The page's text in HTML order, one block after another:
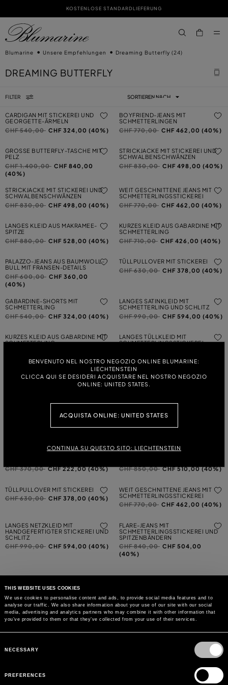
THIS WEBSITE USES COOKIES
We use cookies to personalise content and ads, to provide social media features and to
analyse our traffic. We also share information about your use of our site with our social
media, advertising and analytics partners who may combine it with other information that
you’ve provided to them or that they’ve collected from your use of their services.
Selection
NECESSARY
PREFERENCES
KOSTENLOSE STANDARDLIEFERUNG
BENVENUTO NEL NOSTRO NEGOZIO ONLINE BLUMARINE:
LIECHTENSTEIN
CLICCA QUI SE DESIDERI ACQUISTARE NEL NOSTRO NEGOZIO
ONLINE: UNITED STATES.
ACQUISTA ONLINE: UNITED STATES
CONTINUA SU QUESTO SITO: LIECHTENSTEIN
Blumarine Unsere Empfehlungen Dreaming Butterfly (24)
DREAMING BUTTERFLY
FILTER SORTIEREN NACH
CARDIGAN MIT STICKEREI UND
GEORGETTE-ÄRMELN
Preis reduziert von
CHF 540,00auf
CHF 324,00 (40%)
BOYFRIEND-JEANS MIT
SCHMETTERLINGEN
Preis reduziert von
CHF 770,00auf
CHF 462,00 (40%)
GROSSE BUTTERFLY-TASCHE MIT P
ELZ
Preis reduziert von
CHF 1.400,00auf
CHF 840,00
(40%)
STRICKJACKE MIT STICKEREI UND
SCHWALBENSCHWÄNZEN
Preis reduziert von
CHF 830,00auf
CHF 498,00 (40%)
STRICKJACKE MIT STICKEREI UND
SCHWALBENSCHWÄNZEN
Preis reduziert von
CHF 830,00auf
CHF 498,00 (40%)
WEIT GESCHNITTENE JEANS MIT
SCHMETTERLINGSSTICKEREI
Preis reduziert von
CHF 770,00auf
CHF 462,00 (40%)
LANGES KLEID AUS MAKRAMEE-
SPITZE
Preis reduziert von
CHF 880,00auf
CHF 528,00 (40%)
KURZES KLEID AUS GABARDINE MIT
SCHMETTERLING
Preis reduziert von
CHF 710,00auf
CHF 426,00 (40%)
PALAZZO-JEANS AUS BAUMWOLL-
BULL MIT FRANSEN-DETAILS
Preis reduziert von
CHF 600,00auf
CHF 360,00
(40%)
TÜLLPULLOVER MIT STICKEREI
Preis reduziert von
CHF 630,00auf
CHF 378,00 (40%)
GABARDINE-SHORTS MIT
SCHMETTERLING
Preis reduziert von
CHF 540,00auf
CHF 324,00 (40%)
LANGES SATINKLEID MIT
SCHMETTERLING UND SCHLITZ
Preis reduziert von
CHF 990,00auf
CHF 594,00 (40%)
KURZES KLEID AUS GABARDINE MIT
SCHMETTERLING
LANGES TÜLLKLEID MIT
SCHMETTERLINGSSTICKEREI
(40%)
SPITZENSTRICK-CARDIGAN MIT
SLIM-FIT-HOSE AUS KOMPAKTEM
STOFF
LANGES TÜLLKLEID MIT STICKEREI
Preis reduziert von
CHF 2.630,00auf
CHF 1.578,00
LANGES TÜLLKLEID MIT STICKEREI
Preis reduziert von
CHF 2.630,00auf
CHF 1.578,00
Preis reduziert von
CHF 370,00auf
CHF 222,00 (40%)
Preis reduziert von
CHF 850,00auf
CHF 510,00 (40%)
TÜLLPULLOVER MIT STICKEREI
Preis reduziert von
CHF 630,00auf
CHF 378,00 (40%)
WEIT GESCHNITTENE JEANS MIT
SCHMETTERLINGSSTICKEREI
Preis reduziert von
CHF 770,00auf
CHF 462,00 (40%)
LANGES NETZKLEID MIT
HANDGEFERTIGTER STICKEREI UND
SCHLITZ
Preis reduziert von
CHF 990,00auf
CHF 594,00 (40%)
FLARE-JEANS MIT
SCHMETTERLINGSSTICKEREI UND
SPITZENBÄNDERN
Preis reduziert von
CHF 840,00auf
CHF 504,00
(40%)
KÖNNEN WIR IHNEN HELFEN?